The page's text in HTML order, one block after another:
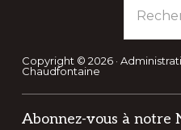
dans
ce
site
Copyright © 2026 ·
Chaudfontaine
Abonnez-vous à notre